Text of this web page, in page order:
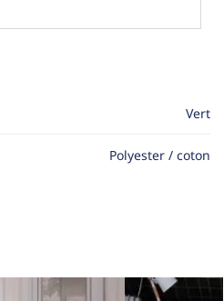
Vert
Polyester / coton